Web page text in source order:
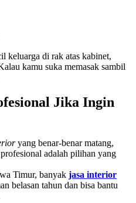
keluarga di rak atas kabinet,
kamu suka memasak sambil
Jika Ingin
yang benar-benar matang,
adalah pilihan yang
Timur, banyak jasa interior
belasan tahun dan bisa bantu